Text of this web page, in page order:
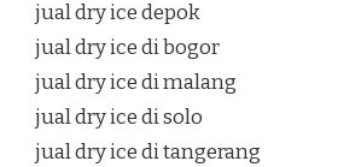
jual dry ice depok
jual dry ice di bogor
jual dry ice di malang
jual dry ice di solo
jual dry ice di tangerang